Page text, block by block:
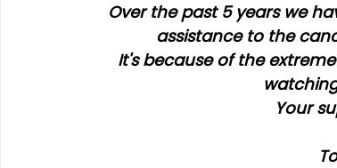
Over the past 5 years we
assistance to the
It's because of the
Your